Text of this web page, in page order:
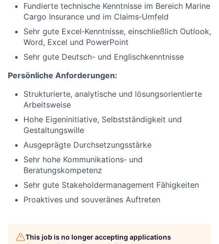
Fundierte technische Kenntnisse im Bereich Marine
Cargo Insurance und im Claims‑Umfeld
Sehr gute Excel‑Kenntnisse, einschließlich Outlook,
Word, Excel und PowerPoint
Sehr gute Deutsch- und Englischkenntnisse
Persönliche Anforderungen:
Strukturierte, analytische und lösungsorientierte
Arbeitsweise
Hohe Eigeninitiative, Selbstständigkeit und
Gestaltungswille
Ausgeprägte Durchsetzungsstärke
Sehr hohe Kommunikations‑ und
Beratungskompetenz
Sehr gute Stakeholdermanagement Fähigkeiten
Proaktives und souveränes Auftreten
This job is no longer accepting applications